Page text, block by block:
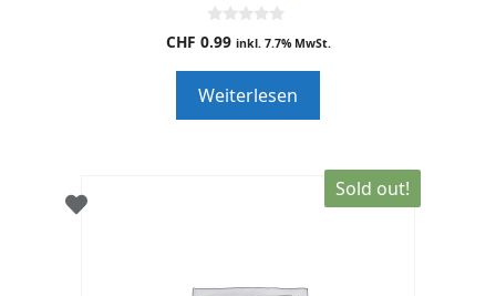
0
o
o
f
5
CHF 0.99 inkl. 7.7% MwSt.
Weiterlesen
Sold out!